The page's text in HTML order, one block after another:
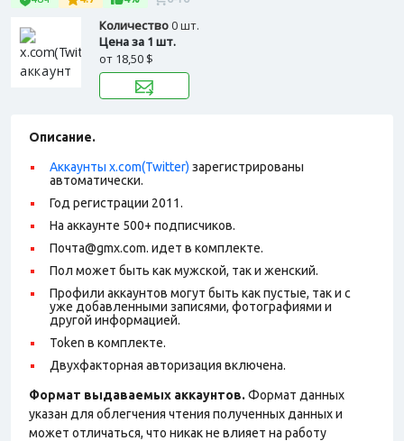
Количество0 шт.
Цена за 1 шт.
от 18,50 $
Описание.
Аккаунты x.com(Twitter) зарегистрированы
автоматически.
Год регистрации 2011.
На аккаунте 500+ подписчиков.
Почта@gmx.com. идет в комплекте.
Пол может быть как мужской, так и женский.
Профили аккаунтов могут быть как пустые, так и с
уже добавленными записями, фотографиями и
другой информацией.
Token в комплекте.
Двухфакторная авторизация включена.
Формат выдаваемых аккаунтов. Формат данных
указан для облегчения чтения полученных данных и
может отличаться, что никак не влияет на работу